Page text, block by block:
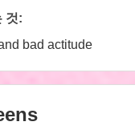
것:
bad actitude